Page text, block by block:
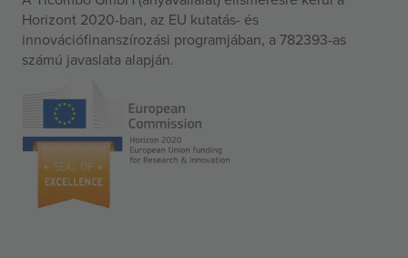
Horizont 2020-ban, az EU kutatás- és
innovációfinanszírozási programjában, a 782393-as
számú javaslata alapján.